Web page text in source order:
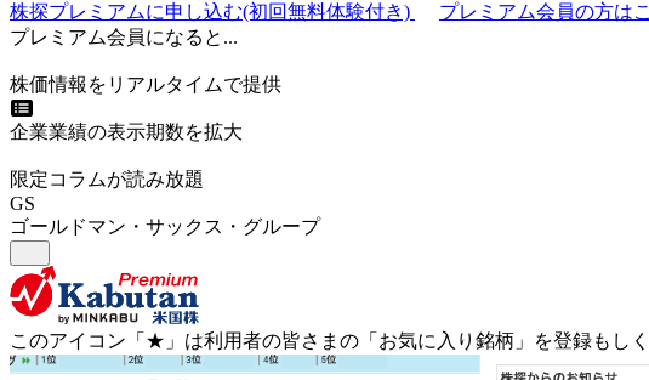
株探プレミアムに申し込む(初回無料体験付き)
プレミアム会員の方は
プレミアム会員になると...
株価情報をリアルタイムで提供
企業業績の表示期数を拡大
限定コラムが読み放題
GS
ゴールドマン・サックス・グループ
このアイコン 「★」 は利用者の皆さまの 「お気に入り銘柄」を登録もし